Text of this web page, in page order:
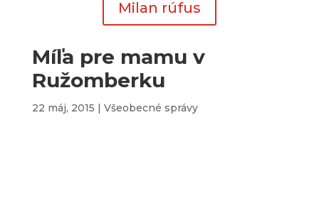
Milan rúfus
Míľa pre mamu v
Ružomberku
22 máj, 2015 | Všeobecné správy